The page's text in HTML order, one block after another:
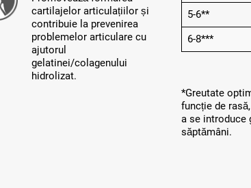
cartilajelor articulațiilor și
contribuie la prevenirea
problemelor articulare cu
ajutorul
gelatinei/colagenului
hidrolizat.
5-6**
6-8***
*Greutate
funcție de
a se introduce
săptămâni.